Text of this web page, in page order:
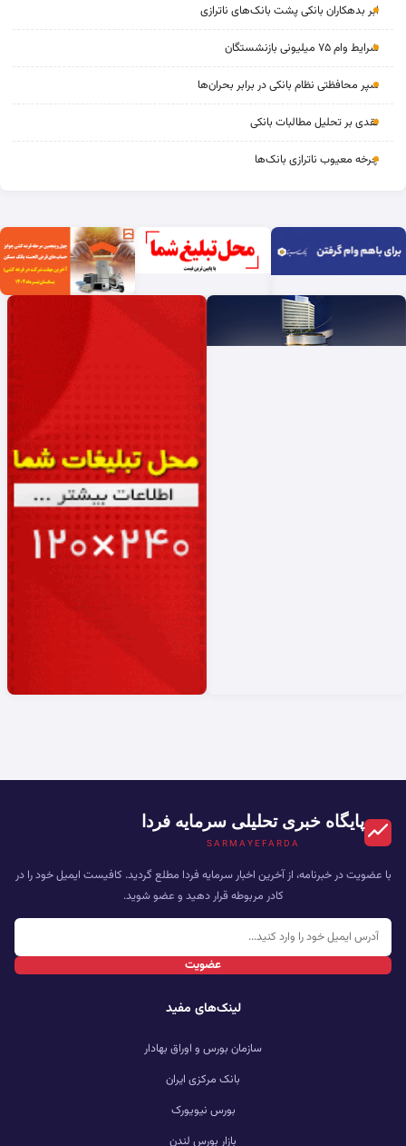
ابر بدهکاران بانکی پشت بانک‌های ناترازی
شرایط وام ۷۵ میلیونی بازنشستگان
سپر محافظتی نظام بانکی در برابر بحران‌ها
نقدی بر تحلیل مطالبات بانکی
چرخه‌ معیوب ناترازی بانک‌ها
پایگاه خبری تحلیلی سرمایه فردا
SARMAYEFARDA
با عضویت در خبرنامه، از آخرین اخبار سرمایه فردا مطلع گردید. کافیست ایمیل خود را در
کادر مربوطه قرار دهید و عضو شوید.
عضویت
لینک‌های مفید
سازمان بورس و اوراق بهادار
بانک مرکزی ایران
بورس نیویورک
بازار بورس لندن